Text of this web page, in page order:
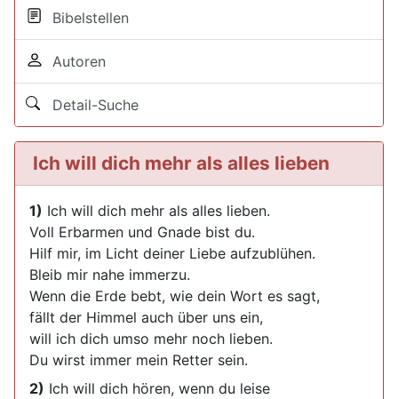
Bibelstellen
Autoren
Detail-Suche
Ich will dich mehr als alles lieben
1) Ich will dich mehr als alles lieben.
Voll Erbarmen und Gnade bist du.
Hilf mir, im Licht deiner Liebe aufzublühen.
Bleib mir nahe immerzu.
Wenn die Erde bebt, wie dein Wort es sagt,
fällt der Himmel auch über uns ein,
will ich dich umso mehr noch lieben.
Du wirst immer mein Retter sein.
2) Ich will dich hören, wenn du leise